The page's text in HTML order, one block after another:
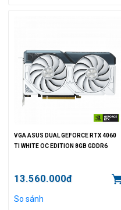
VGA ASUS DUAL GEFORCE RTX 4060
TI WHITE OC EDITION 8GB GDDR6
13.560.000đ
So sánh